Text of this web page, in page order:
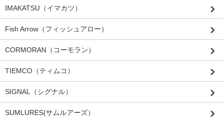
IMAKATSU（イマカツ）
Fish Arrow（フィッシュアロー）
CORMORAN（コーモラン）
TIEMCO（ティムコ）
SIGNAL（シグナル）
SUMLURES(サムルアーズ）